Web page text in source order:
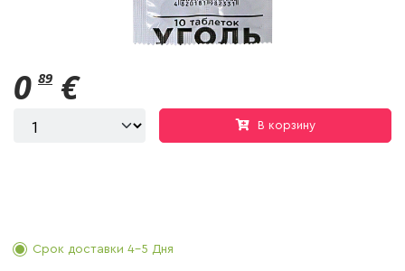
0 89 €
В корзину
Срок доставки 4-5 Дня